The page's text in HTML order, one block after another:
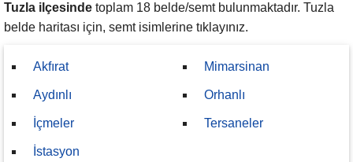
Tuzla ilçesinde toplam 18 belde/semt bulunmaktadır. Tuzla
belde haritası için, semt isimlerine tıklayınız.
Akfırat
Aydınlı
İçmeler
İstasyon
Mimarsinan
Orhanlı
Tersaneler